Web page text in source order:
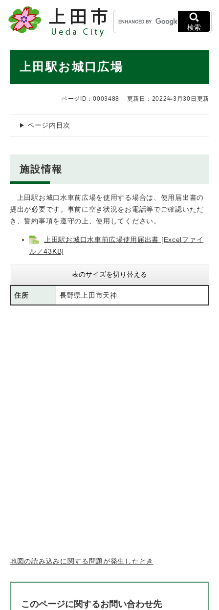
メニューを飛ばして本文へ
キ
ー
ワ
検
検索
上田駅お城口広場
ページID：0003488 更新日：2022年3月30日更新
ページ内目次
施設情報
上田駅お城口水車前広場を使用する場合は、使用届出書の
提出が必要です。事前に空き状況をお電話等でご確認いただ
き、誓約事項を遵守の上、使用してください。
上田駅お城口水車前広場使用届出書 [Excelファイ
ル／43KB]
表のサイズを切り替える
住所 長野県上田市天神
地図の読み込みに関する問題が発生したとき
このページに関するお問い合わせ先